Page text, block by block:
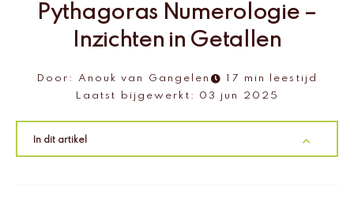
Pythagoras Numerologie –
Inzichten in Getallen
Door: Anouk van Gangelen
17 min leestijd
Laatst bijgewerkt:
03 jun 2025
In dit artikel